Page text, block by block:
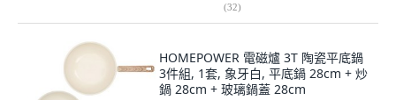
(32)
HOMEPOWER 電磁爐 3T 陶瓷平底鍋
3件組, 1套, 象牙白, 平底鍋 28cm + 炒
鍋 28cm + 玻璃鍋蓋 28cm